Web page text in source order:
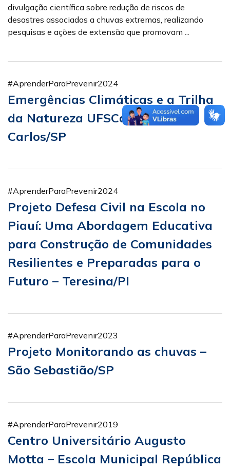
divulgação científica sobre redução de riscos de
desastres associados a chuvas extremas, realizando
pesquisas e ações de extensão que promovam ...
#AprenderParaPrevenir2024
Emergências Climáticas e a Trilha
da Natureza UFSCar – São
Carlos/SP
#AprenderParaPrevenir2024
Projeto Defesa Civil na Escola no
Piauí: Uma Abordagem Educativa
para Construção de Comunidades
Resilientes e Preparadas para o
Futuro – Teresina/PI
#AprenderParaPrevenir2023
Projeto Monitorando as chuvas –
São Sebastião/SP
#AprenderParaPrevenir2019
Centro Universitário Augusto
Motta – Escola Municipal República